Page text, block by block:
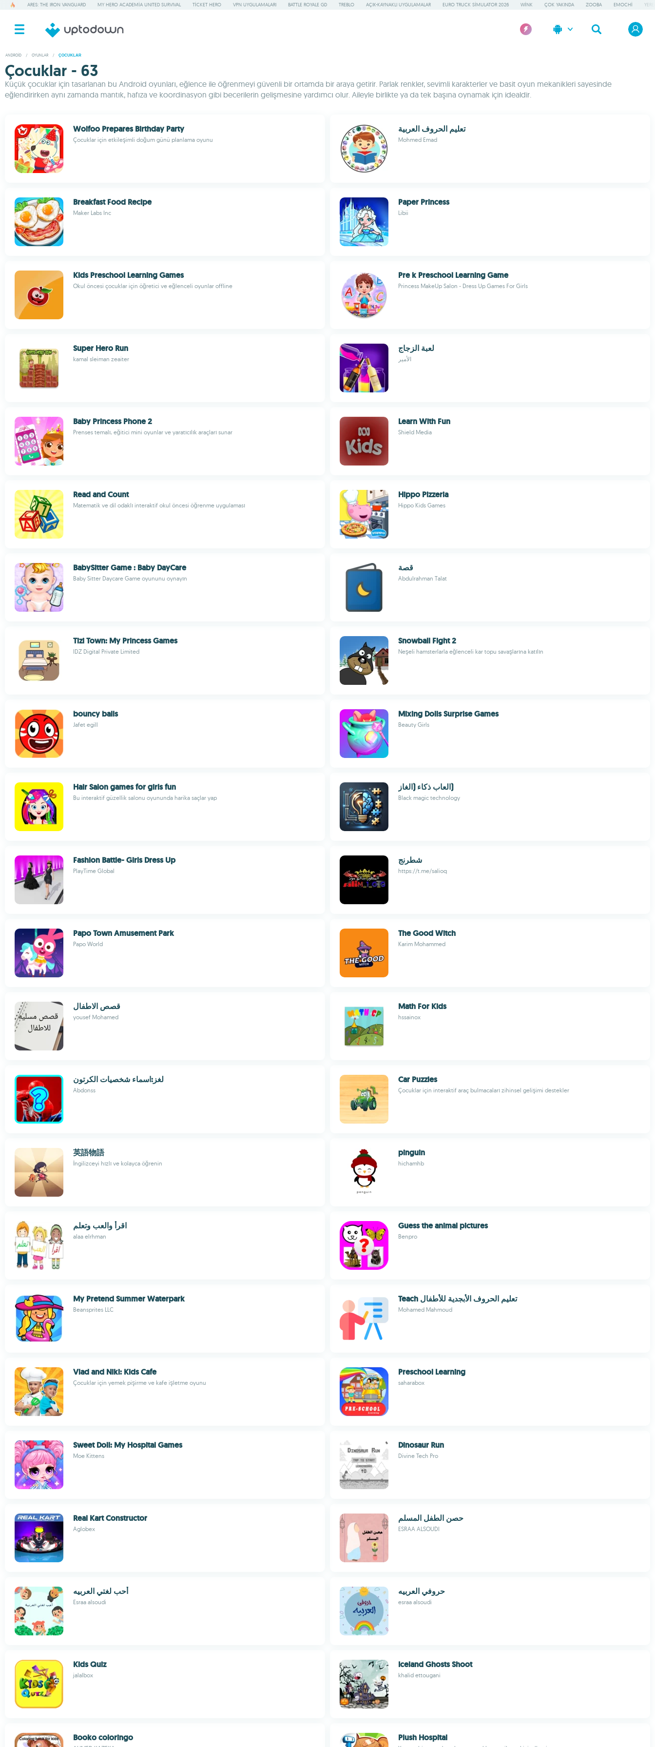
ARES: THE IRON VANGUARD MY HERO ACADEMIA UNITED SURVIVAL TICKET HERO VPN UYGULAMALARI BATTLE ROYALE GD TREBLO AÇIK-KAYNAKLI UYGULAMALAR EURO TRUCK SIMULATOR 2026 WINK ÇOK YAKINDA ZOOBA EMOCHI
ANDROID / OYUNLAR / ÇOCUKLAR
Çocuklar - 63
Küçük çocuklar için tasarlanan bu Android oyunları, eğlence ile öğrenmeyi güvenli bir ortamda bir araya getirir. Parlak renkler, sevimli karakterler ve basit oyun mekanikleri sayesinde
eğlendirirken aynı zamanda mantık, hafıza ve koordinasyon gibi becerilerin gelişmesine yardımcı olur. Aileyle birlikte ya da tek başına oynamak için idealdir.
Wolfoo Prepares Birthday Party
Çocuklar için etkileşimli doğum günü planlama oyunu
تعليم الحروف العربية
Mohmed Emad
Breakfast Food Recipe
Maker Labs Inc
Paper Princess
Libii
Kids Preschool Learning Games
Okul öncesi çocuklar için öğretici ve eğlenceli oyunlar offline
Pre k Preschool Learning Game
Princess MakeUp Salon - Dress Up Games For Girls
Super Hero Run
kamal sleiman zeaiter
لعبة الزجاج
الأمير
Baby Princess Phone 2
Prenses temalı, eğitici mini oyunlar ve yaratıcılık araçları sunar
Learn With Fun
Shield Media
Read and Count
Matematik ve dil odaklı interaktif okul öncesi öğrenme uygulaması
Hippo Pizzeria
Hippo Kids Games
BabySitter Game : Baby DayCare
Baby Sitter Daycare Game oyununu oynayın
قصة
Abdulrahman Talat
Tizi Town: My Princess Games
IDZ Digital Private Limited
Snowball Fight 2
Neşeli hamsterlarla eğlenceli kar topu savaşlarına katılın
bouncy balls
Jafet egill
Mixing Dolls Surprise Games
Beauty Girls
Hair Salon games for girls fun
Bu interaktif güzellik salonu oyununda harika saçlar yap
العاب ذكاء (الغاز)
Black magic technology
Fashion Battle- Girls Dress Up
PlayTime Global
شطرنج
https://t.me/salioq
Papo Town Amusement Park
Papo World
The Good Witch
Karim Mohammed
قصص الاطفال
yousef Mohamed
Math For Kids
hssainox
لغز:اسماء شخصيات الكرتون
Abdonss
Car Puzzles
Çocuklar için interaktif araç bulmacaları zihinsel gelişimi destekler
英語物語
İngilizceyi hızlı ve kolayca öğrenin
pinguin
hichamhb
اقرأ والعب وتعلم
alaa elrhman
Guess the animal pictures
Benpro
My Pretend Summer Waterpark
Beansprites LLC
Teach تعليم الحروف الأبجدية للأطفال
Mohamed Mahmoud
Vlad and Niki: Kids Cafe
Çocuklar için yemek pişirme ve kafe işletme oyunu
Preschool Learning
saharabox
Sweet Doll: My Hospital Games
Moe Kittens
Dinosaur Run
Divine Tech Pro
Real Kart Constructor
Aglobex
حصن الطفل المسلم
ESRAA ALSOUDI
أحب لغتي العربيه
Esraa alsoudi
حروفي العربيه
esraa alsoudi
Kids Quiz
jalalbox
Iceland Ghosts Shoot
khalid ettougani
Booko coloringo Plush Hospital